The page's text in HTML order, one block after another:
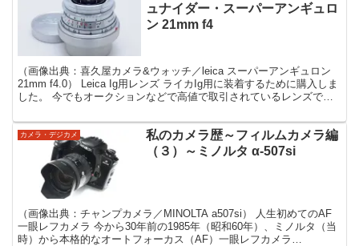
ュナイダー・スーパーアンギュロ
ン 21mm f4
（画像出典：喜久屋カメラ&ウォッチ／leica スーパーアンギュロン
21mm f4.0） Leica Ig用レンズ ライカIg用に装着するために購入しま
した。 今でもオークションなどで高値で取引されているレンズで
カメラ・デジカメ
私のカメラ歴～フィルムカメラ編
（３）～ミノルタ α-507si
（画像出典：チャンプカメラ／MINOLTA a507si） 人生初めてのAF
一眼レフカメラ 今から30年前の1985年（昭和60年）、ミノルタ（当
時）から本格的なオートフォーカス（AF）一眼レフカメラ